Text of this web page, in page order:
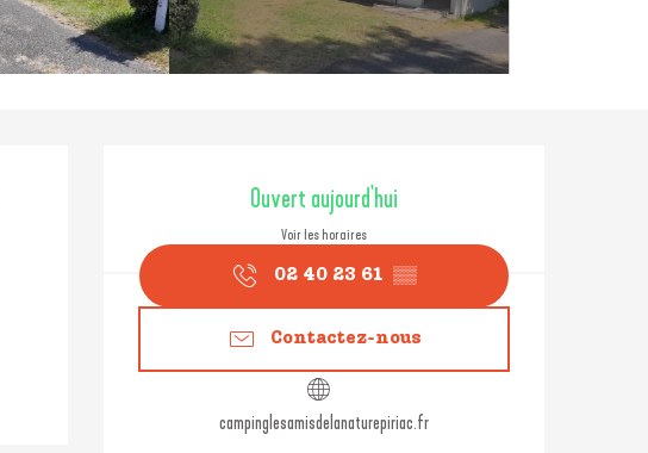
Ouverture et
Ouvert aujourd'hui
Voir les horaires
02 40 23 61 ▒▒
Contactez-nous
campinglesamisdelanaturepiriac.fr